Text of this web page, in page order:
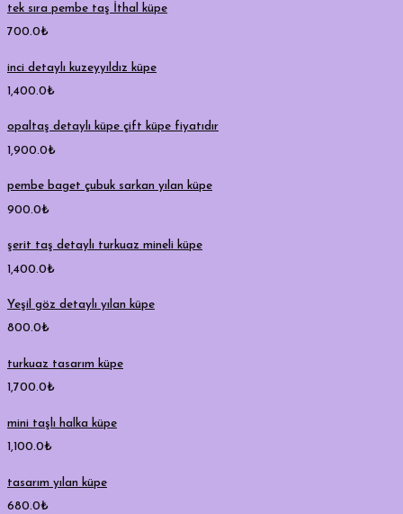
tek sıra pembe taş İthal küpe
700.0₺
inci detaylı kuzeyyıldız küpe
1,400.0₺
opaltaş detaylı küpe çift küpe fiyatıdır
1,900.0₺
pembe baget çubuk sarkan yılan küpe
900.0₺
şerit taş detaylı turkuaz mineli küpe
1,400.0₺
Yeşil göz detaylı yılan küpe
800.0₺
turkuaz tasarım küpe
1,700.0₺
mini taşlı halka küpe
1,100.0₺
tasarım yılan küpe
680.0₺